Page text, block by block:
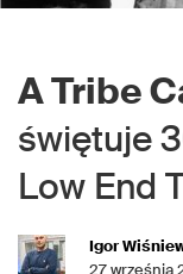
A Tribe
świętuje
Low End
Igor